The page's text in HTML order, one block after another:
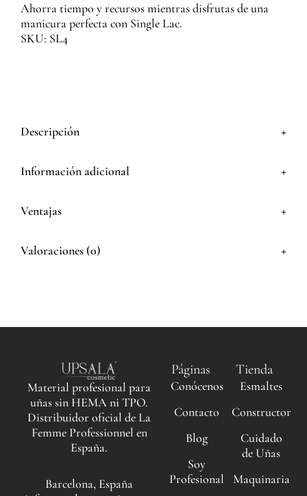
Ahorra tiempo y recursos mientras disfrutas de una
manicura perfecta con Single Lac.
SKU: SL4
Descripción +
Información adicional +
Ventajas +
Valoraciones (0) +
Material profesional para
uñas sin HEMA ni TPO.
Distribuidor oficial de La
Femme Professionnel en
España.
Barcelona, España
Páginas
Conócenos
Contacto
Blog
Soy
Profesional
Tienda
Esmaltes
Constructor
Cuidado
de Uñas
Maquinaria